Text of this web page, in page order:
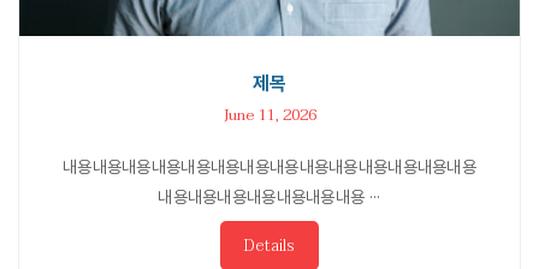
제목
June 11, 2026
내용내용내용내용내용내용내용내용내용내용내용내용내용내용
내용내용내용내용내용내용내용 ···
Details